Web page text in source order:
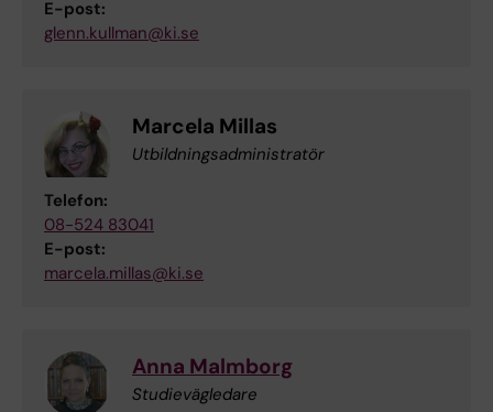
E-post:
glenn.kullman@ki.se
Marcela Millas
Utbildningsadministratör
Telefon:
08-524 83041
E-post:
marcela.millas@ki.se
Anna Malmborg
Studievägledare